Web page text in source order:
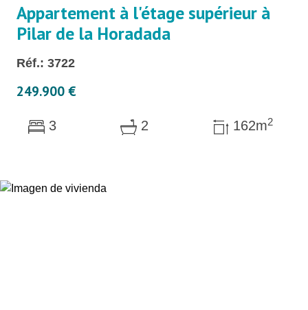
Appartement à l'étage supérieur à
Pilar de la Horadada
Réf.: 3722
249.900 €
3 2 162m2